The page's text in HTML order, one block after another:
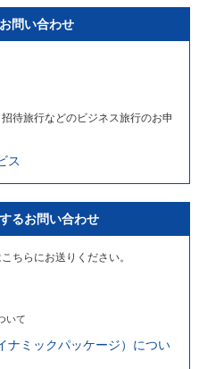
問い合わせ
待旅行などのビジネス旅行のお申
ス
るお問い合わせ
ちらにお送りください。
いて
ナミックパッケージ）につい